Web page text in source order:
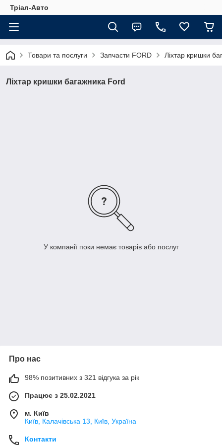
Тріал-Авто
Товари та послуги Запчасти FORD Ліхтар кришки
Ліхтар кришки багажника Ford
У компанії поки немає товарів або послуг
Про нас
98% позитивних з 321 відгука за рік
Працює з 25.02.2021
м. Київ
Київ, Калачівська 13, Київ, Україна
Контакти